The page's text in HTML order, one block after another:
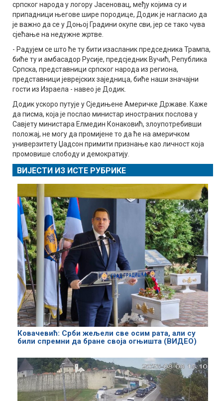
српског народа у логору Јасеновац, међу којима су и
припадници његове шире породице, Додик је нагласио да
је важно да се у Доњој Градини окупе сви, јер се тако чува
сјећање на недужне жртве.
- Радујем се што ће ту бити изасланик председника Трампа,
биће ту и амбасадор Русије, предсједник Вучић, Република
Српска, представници српског народа из региона,
представници јеврејских заједница, биће наши значајни
гости из Израела - навео је Додик.
Додик ускоро путује у Сједињене Америчке Државе. Каже
да писма, која је послао министар иностраних послова у
Савјету министара Елмедин Конаковић, злоупотребивши
положај, не могу да промијене то да ће на америчком
универзитету Џадсон примити признање као личност која
промовише слободу и демократију.
ВИЈЕСТИ ИЗ ИСТЕ РУБРИКЕ
Ковачевић: Срби жељели све осим рата, али су
били спремни да бране своја огњишта (ВИДЕО)